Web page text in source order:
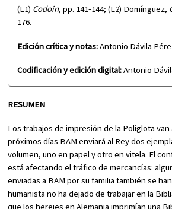
(E1) Codoin, pp. 141-144; (E2) Domínguez,
176.
Edición crítica y notas:Antonio Dávila
Codificación y edición digital:Antonio
RESUMEN
Los trabajos de impresión de la Políglota van
próximos días BAM enviará al Rey dos
volumen, uno en papel y otro en vitela. El
está afectando el tráfico de mercancías:
enviadas a BAM por su familia también se
humanista no ha dejado de trabajar en la
que los herejes en Alemania imprimían una